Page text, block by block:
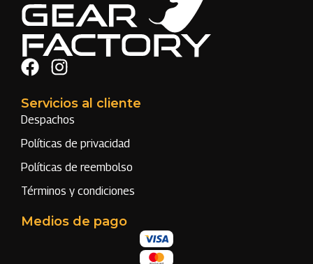
Servicios al cliente
Despachos
Políticas de privacidad
Políticas de reembolso
Términos y condiciones
Medios de pago